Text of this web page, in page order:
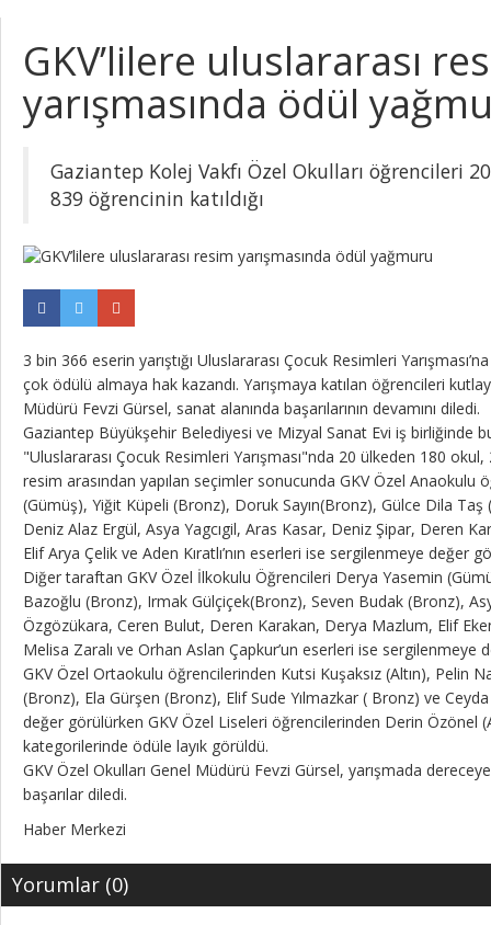
GKV’lilere uluslararası
yarışmasında ödül
Gaziantep Kolej Vakfı Özel Okulları öğrencileri
839 öğrencinin katıldığı
3 bin 366 eserin yarıştığı Uluslararası Çocuk Resimleri
çok ödülü almaya hak kazandı. Yarışmaya katılan öğrencileri
Müdürü Fevzi Gürsel, sanat alanında başarılarının devamını diledi.
Gaziantep Büyükşehir Belediyesi ve Mizyal Sanat Evi iş birliğinde
"Uluslararası Çocuk Resimleri Yarışması"nda 20 ülkeden 180
resim arasından yapılan seçimler sonucunda GKV Özel Anaokulu
(Gümüş), Yiğit Küpeli (Bronz), Doruk Sayın(Bronz), Gülce Dila
Deniz Alaz Ergül, Asya Yagcıgil, Aras Kasar, Deniz Şipar, Deren
Elif Arya Çelik ve Aden Kıratlı’nın eserleri ise sergilenmeye değer
Diğer taraftan GKV Özel İlkokulu Öğrencileri Derya Yasemin
Bazoğlu (Bronz), Irmak Gülçiçek(Bronz), Seven Budak (Bronz),
Özgözükara, Ceren Bulut, Deren Karakan, Derya Mazlum, Elif
Melisa Zaralı ve Orhan Aslan Çapkur’un eserleri ise sergilenmeye
GKV Özel Ortaokulu öğrencilerinden Kutsi Kuşaksız (Altın), Pelin
(Bronz), Ela Gürşen (Bronz), Elif Sude Yılmazkar ( Bronz) ve
değer görülürken GKV Özel Liseleri öğrencilerinden Derin Özönel
kategorilerinde ödüle layık görüldü.
GKV Özel Okulları Genel Müdürü Fevzi Gürsel, yarışmada
başarılar diledi.
Haber Merkezi
Yorumlar (0)